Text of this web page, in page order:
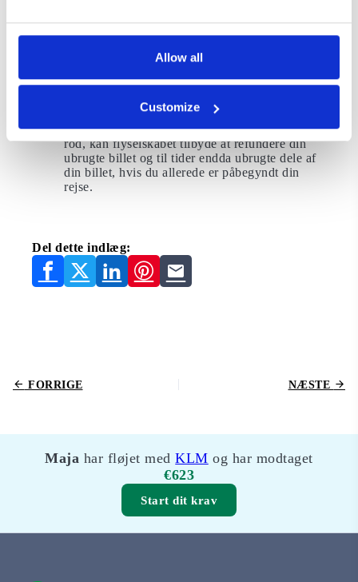
Allow all
Customize
anden flybillet til en anden destination.
kan tillade en engangsændring uden gebyrer,
hvis du forbliver på samme rejseplan.
Returnering eller delvis returnering
vejret er virkelig dårligt og flyveplanerne er et
rod, kan flyselskabet tilbyde at refundere din
ubrugte billet og til tider endda ubrugte dele af
din billet, hvis du allerede er påbegyndt din
rejse.
Del dette indlæg:
FORRIGE NÆSTE
Maja har fløjet medKLM og har modtaget
€623
Start dit krav